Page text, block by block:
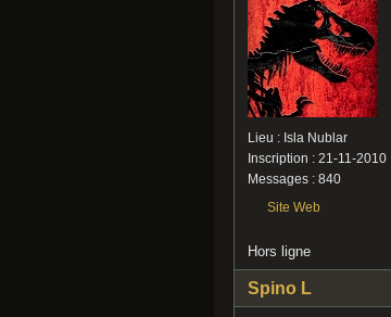
Lieu : Isla Nublar
Inscription : 21-11-2010
Messages : 840
Site Web
Hors ligne
Spino L